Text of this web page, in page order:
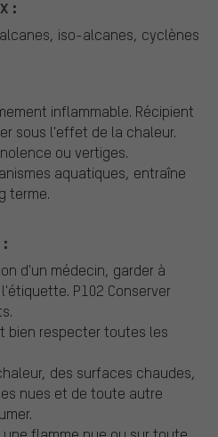
:
iso-alcanes, cyclènes
inflammable. Récipient
sous l'effet de la chaleur.
ou vertiges.
aquatiques, entraîne
terme.
d'un médecin, garder à
P102 Conserver
bien respecter toutes les
des surfaces chaudes,
nues et de toute autre